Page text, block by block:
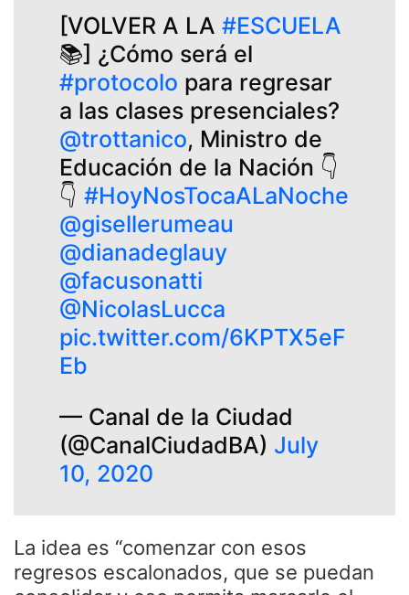
[VOLVER A LA #ESCUELA
📚] ¿Cómo será el
#protocolo para regresar
a las clases presenciales?
@trottanico, Ministro de
Educación de la Nación 👇
👇 #HoyNosTocaALaNoche
@gisellerumeau
@dianadeglauy
@facusonatti
@NicolasLucca
pic.twitter.com/6KPTX5eF
Eb
— Canal de la Ciudad
(@CanalCiudadBA) July
10, 2020
La idea es “comenzar con esos
regresos escalonados, que se puedan